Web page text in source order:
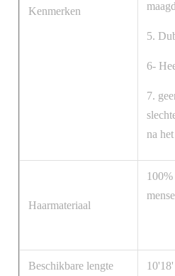
Kenmerken
5.
6-
7.
na
Haarmateriaal
Beschikbare lengte